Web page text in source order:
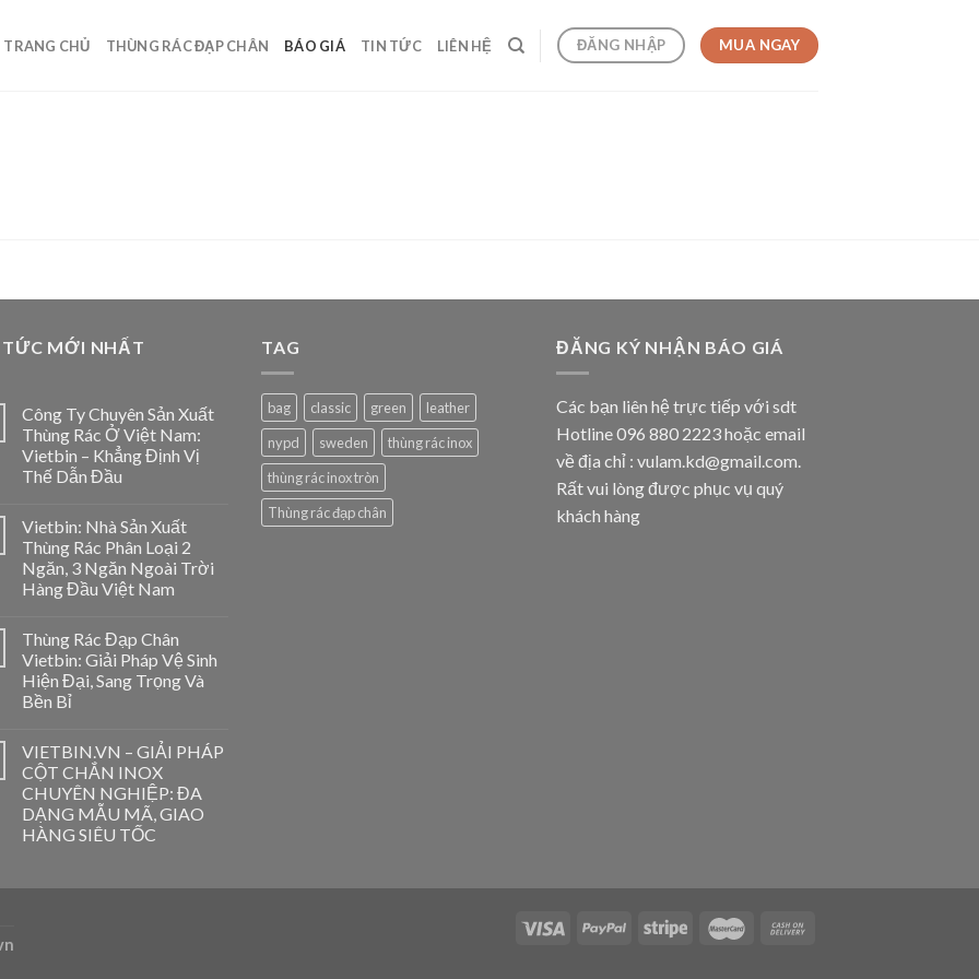
TRANG CHỦ THÙNG RÁC ĐẠP CHÂN BÁO GIÁ TIN TỨC LIÊN HỆ ĐĂNG NHẬP MUA NGAY
MỚI NHẤT
Công Ty Chuyên Sản Xuất
Thùng Rác Ở Việt Nam:
Vietbin – Khẳng Định Vị
Thế Dẫn Đầu
Vietbin: Nhà Sản Xuất
Thùng Rác Phân Loại 2
Ngăn, 3 Ngăn Ngoài Trời
Hàng Đầu Việt Nam
Thùng Rác Đạp Chân
Vietbin: Giải Pháp Vệ Sinh
Hiện Đại, Sang Trọng Và
Bền Bỉ
VIETBIN.VN – GIẢI PHÁP
CỘT CHẮN INOX
CHUYÊN NGHIỆP: ĐA
DẠNG MẪU MÃ, GIAO
HÀNG SIÊU TỐC
TAG
bag classic green
leather
nypd
sweden
thùng rác inox
thùng rác inox tròn
Thùng rác đạp chân
ĐĂNG KÝ NHẬN BÁO GIÁ
Các bạn liên hệ trực tiếp với sdt
Hotline 096 880 2223 hoặc email
về địa chỉ : vulam.kd@gmail.com.
Rất vui lòng được phục vụ quý
khách hàng